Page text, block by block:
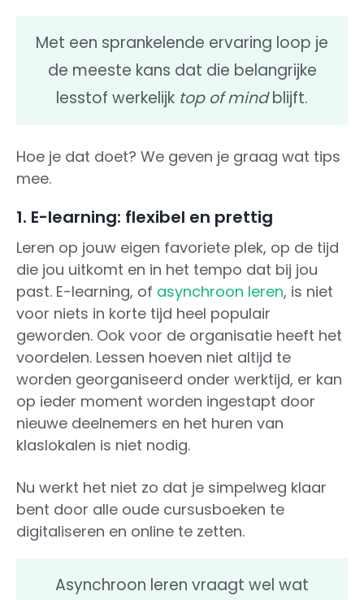
Met een sprankelende ervaring loop je
de meeste kans dat die belangrijke
lesstof werkelijk top of mindblijft.
Hoe je dat doet? We geven je graag wat tips
mee.
1. E-learning: flexibel en prettig
Leren op jouw eigen favoriete plek, op de tijd
die jou uitkomt en in het tempo dat bij jou
past. E-learning, of asynchroon leren, is niet
voor niets in korte tijd heel populair
geworden. Ook voor de organisatie heeft het
voordelen. Lessen hoeven niet altijd te
worden georganiseerd onder werktijd, er kan
op ieder moment worden ingestapt door
nieuwe deelnemers en het huren van
klaslokalen is niet nodig.
Nu werkt het niet zo dat je simpelweg klaar
bent door alle oude cursusboeken te
digitaliseren en online te zetten.
Asynchroon leren vraagt wel wat